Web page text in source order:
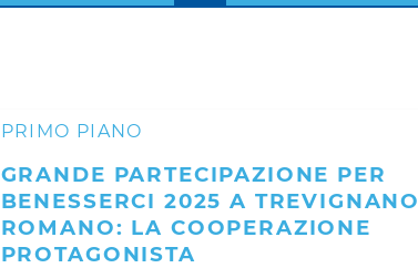
PRIMO PIANO
GRANDE PARTECIPAZIONE PER
BENESSERCI 2025 A TREVIGNANO
ROMANO: LA COOPERAZIONE
PROTAGONISTA